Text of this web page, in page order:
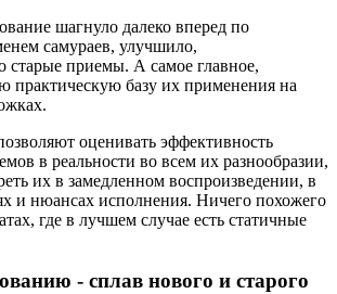
шагнуло далеко вперед по
самураев, улучшило,
старые приемы. А самое главное,
практическую базу их применения на
оценивать эффективность
в реальности во всем их разнообразии,
их в замедленном воспроизведении, в
и нюансах исполнения. Ничего похожего
где в лучшем случае есть статичные
- сплав нового и старого